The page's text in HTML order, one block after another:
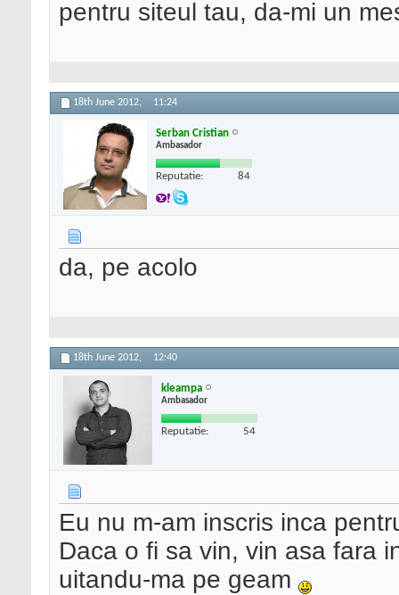
pentru siteul tau, da-mi un
18th June 2012, 11:24
Serban Cristian
Ambasador
Reputatie: 84
da, pe acolo
18th June 2012, 12:40
kleampa
Ambasador
Reputatie: 54
Eu nu m-am inscris inca
Daca o fi sa vin, vin asa fara
uitandu-ma pe geam